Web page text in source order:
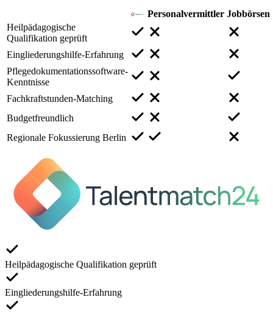
Personalvermittler Jobbörsen
Heilpädagogische
Qualifikation geprüft
Eingliederungshilfe-Erfahrung
Pflegedokumentationssoftware-
Kenntnisse
Fachkraftstunden-Matching
Budgetfreundlich
Regionale Fokussierung Berlin
Heilpädagogische Qualifikation geprüft
Eingliederungshilfe-Erfahrung